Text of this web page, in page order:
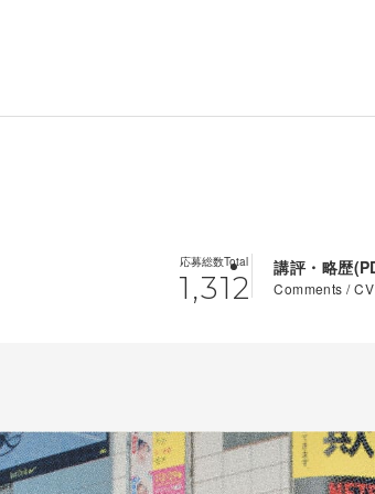
応募総数Total
1,312
講評・略歴
Comments / CV